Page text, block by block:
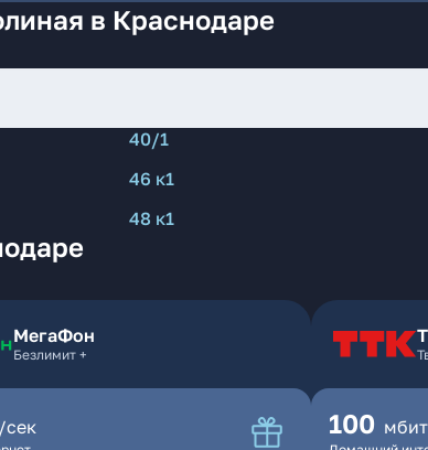
в Краснодаре
40/1
46 к1
48 к1
МегаФон
Безлимит +
100